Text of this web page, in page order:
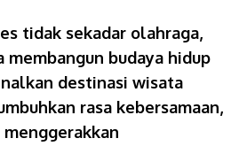
tidak sekadar olahraga,
membangun budaya hidup
destinasi wisata
rasa kebersamaan,